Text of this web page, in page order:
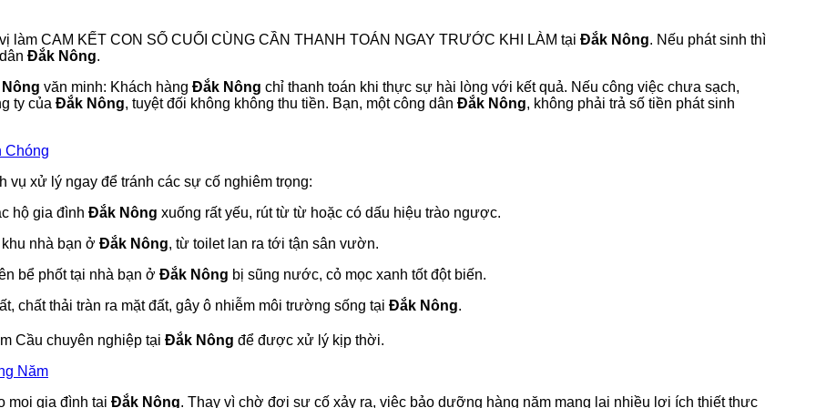
làm CAM KẾT CON SỐ CUỐI CÙNG CẦN THANH TOÁN NGAY TRƯỚC KHI LÀM tại Đắk Nông. Nếu phát sinh thì
Đắk Nông.
văn minh: Khách hàng Đắk Nông chỉ thanh toán khi thực sự hài lòng với kết quả. Nếu công việc chưa sạch,
ty của Đắk Nông, tuyệt đối không không thu tiền. Bạn, một công dân Đắk Nông, không phải trả số tiền phát sinh
Chóng
vụ xử lý ngay để tránh các sự cố nghiêm trọng:
hộ gia đình Đắk Nông xuống rất yếu, rút từ từ hoặc có dấu hiệu trào ngược.
nhà bạn ở Đắk Nông, từ toilet lan ra tới tận sân vườn.
bể phốt tại nhà bạn ở Đắk Nông bị sũng nước, cỏ mọc xanh tốt đột biến.
chất thải tràn ra mặt đất, gây ô nhiễm môi trường sống tại Đắk Nông.
Cầu chuyên nghiệp tại Đắk Nông để được xử lý kịp thời.
Năm
mọi gia đình tại Đắk Nông. Thay vì chờ đợi sự cố xảy ra, việc bảo dưỡng hàng năm mang lại nhiều lợi ích thiết thực